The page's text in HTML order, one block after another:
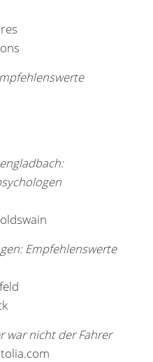
Empfehlenswerte
war nicht der Fahrer